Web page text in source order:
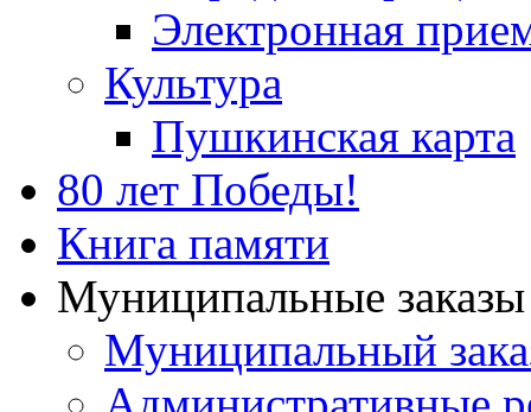
Электронная
Культура
Пушкинская карта
80 лет Победы!
Книга памяти
Муниципальные
Муниципальный